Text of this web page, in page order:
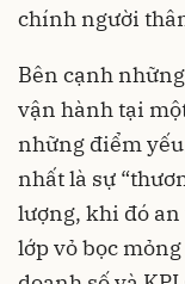
chính người
Bên cạnh
vận hành tại
những điểm
nhất là sự
lượng, khi đó
lớp vỏ bọc